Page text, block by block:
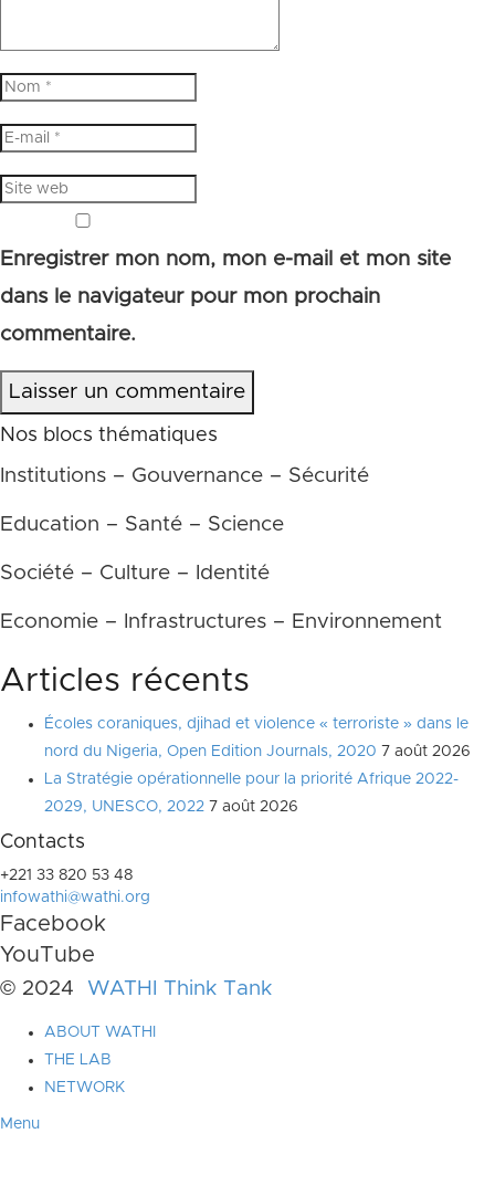
Enregistrer mon nom, mon e-mail et mon site
dans le navigateur pour mon prochain
commentaire.
Laisser un commentaire
Nos blocs thématiques
Institutions – Gouvernance – Sécurité
Education – Santé – Science
Société – Culture – Identité
Economie – Infrastructures – Environnement
Articles récents
Écoles coraniques, djihad et violence « terroriste » dans le
nord du Nigeria, Open Edition Journals, 2020 7 août 2026
La Stratégie opérationnelle pour la priorité Afrique 2022-
2029, UNESCO, 2022 7 août 2026
Contacts
+221 33 820 53 48
infowathi@wathi.org
Facebook
YouTube
© 2024 WATHI Think Tank
ABOUT WATHI
THE LAB
NETWORK
Menu